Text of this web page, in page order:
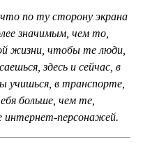
по ту сторону экрана
значимым, чем то,
жизни, чтобы те люди,
здесь и сейчас, в
учишься, в транспорте,
больше, чем те,
интернет-персонажей.